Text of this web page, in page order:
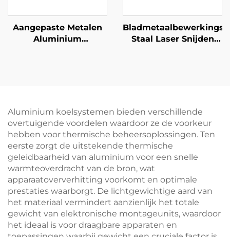
Aangepaste Metalen
Aluminium
Staal Laser Snijden
Aluminium koelsystemen bieden verschillende
overtuigende voordelen waardoor ze de voorkeur
hebben voor thermische beheersoplossingen. Ten
eerste zorgt de uitstekende thermische
geleidbaarheid van aluminium voor een snelle
warmteoverdracht van de bron, wat
apparaatoververhitting voorkomt en optimale
prestaties waarborgt. De lichtgewichtige aard van
het materiaal vermindert aanzienlijk het totale
gewicht van elektronische montageunits, waardoor
het ideaal is voor draagbare apparaten en